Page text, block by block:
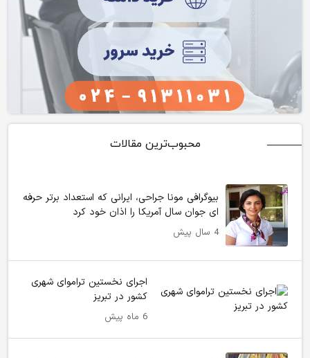
محبوب‌ترین مقالات
بیوگرافی مونا جراحی، ایرانی که استعداد برتر حرفه
ای جوان سال آمریکا را اذان خود کرد
4 سال پیش
اجرای نخستین تراموای شهری
کشور در تبریز
6 ماه پیش